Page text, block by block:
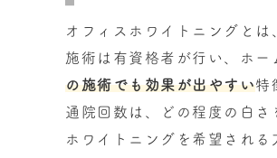
オフィスホワイトニングとは
施術は有資格者が行い、ホー
の施術でも効果が出やすい特
通院回数は、どの程度の白
ホワイトニングを希望される